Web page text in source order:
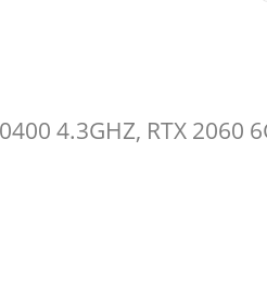
4.3GHZ, RTX 2060